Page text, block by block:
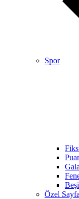
Spor
Özel